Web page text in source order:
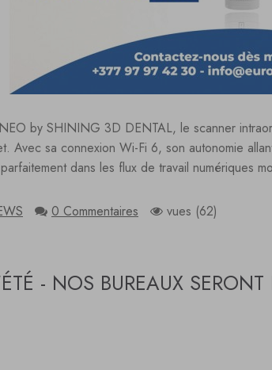
by SHINING 3D DENTAL, le scanner
Avec sa connexion Wi-Fi 6, son autonomie
dans les flux de travail numériques
0 Commentaires vues (62)
- NOS BUREAUX